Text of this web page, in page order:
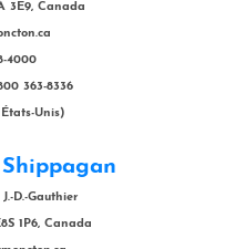
3E9, Canada
4000
363-8336
Unis)
D.-Gauthier
1P6, Canada